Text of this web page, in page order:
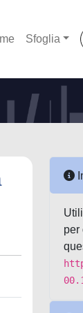
Sfoglia
per